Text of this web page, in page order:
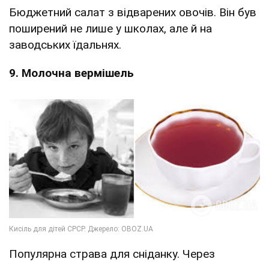
Бюджетний салат з відварених овочів. Він був
поширений не лише у школах, але й на
заводських їдальнях.
9. Молочна вермішель
Популярна страва для сніданку. Через